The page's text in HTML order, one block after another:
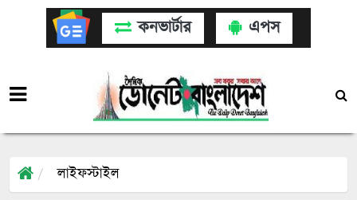
কনভার্টার এপস
লাইফস্টাইল